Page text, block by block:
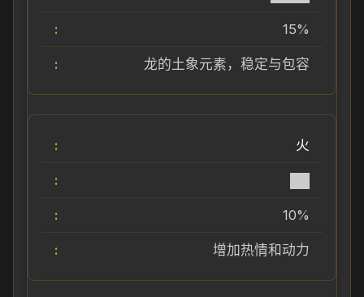
15%
龙的土象元素，稳定与包容
火
10%
增加热情和动力